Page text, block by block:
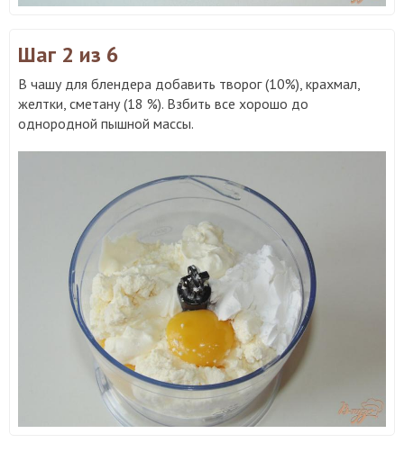
Шаг 2 из 6
В чашу для блендера добавить творог (10%), крахмал,
желтки, сметану (18 %). Взбить все хорошо до
однородной пышной массы.